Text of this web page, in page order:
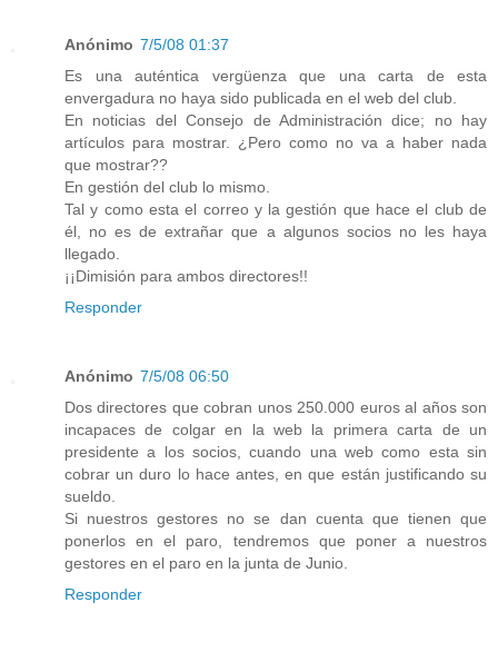
Anónimo 7/5/08 01:37
Es una auténtica vergüenza que una carta de esta
envergadura no haya sido publicada en el web del club.
En noticias del Consejo de Administración dice; no hay
artículos para mostrar. ¿Pero como no va a haber nada
que mostrar??
En gestión del club lo mismo.
Tal y como esta el correo y la gestión que hace el club de
él, no es de extrañar que a algunos socios no les haya
llegado.
¡¡Dimisión para ambos directores!!
Responder
Anónimo 7/5/08 06:50
Dos directores que cobran unos 250.000 euros al años son
incapaces de colgar en la web la primera carta de un
presidente a los socios, cuando una web como esta sin
cobrar un duro lo hace antes, en que están justificando su
sueldo.
Si nuestros gestores no se dan cuenta que tienen que
ponerlos en el paro, tendremos que poner a nuestros
gestores en el paro en la junta de Junio.
Responder